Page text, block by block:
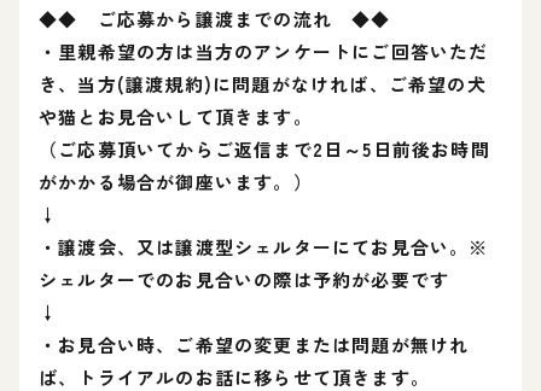
◆◆ ご応募から譲渡までの流れ ◆◆
・里親希望の方は当方のアンケートにご回答いただ
き、当方(譲渡規約)に問題がなければ、ご希望の犬
や猫とお見合いして頂きます。
（ご応募頂いてからご返信まで2日～5日前後お時間
がかかる場合が御座います。）
↓
・譲渡会、又は譲渡型シェルターにてお見合い。※
シェルターでのお見合いの際は予約が必要です
↓
・お見合い時、ご希望の変更または問題が無けれ
ば、トライアルのお話に移らせて頂きます。